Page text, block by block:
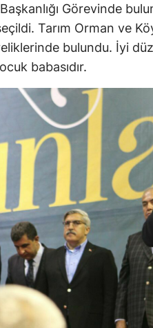
Görevinde
Tarım Orman ve
bulundu. İyi
babasıdır.